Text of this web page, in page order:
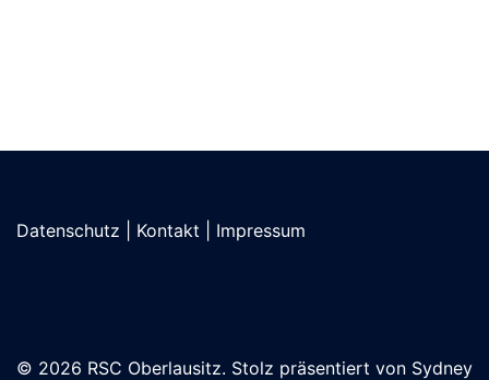
Datenschutz Kontakt Impressum
© 2026 RSC Oberlausitz. Stolz präsentiert von Sydney